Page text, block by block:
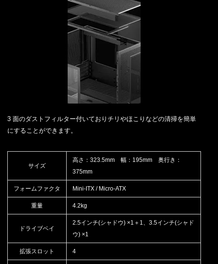
3 面のダストフィルター付いておりチリやほこりなどの清掃を簡単
にすることができます。
サイズ
高さ：323.5mm 幅：195mm 奥行き：
375mm
フォームファクタ Mini-ITX / Micro-ATX
重量 4.2kg
ドライブベイ
2.5インチ(シャドウ) ×1＋1、3.5インチ(シャド
ウ) ×1
拡張スロット 4